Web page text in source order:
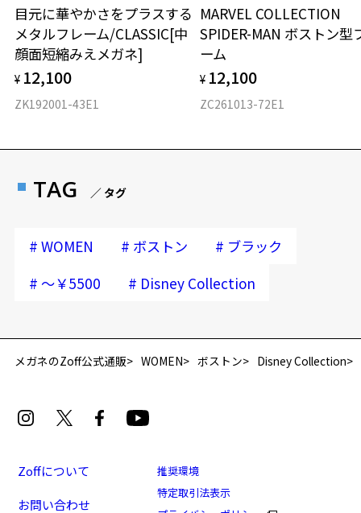
再入荷お知らせメールのお申し込み
[スペシャルプライス]Disney Collection Premium
目元に華やかさをプラスする
メタルフレーム/CLASSIC[中
顔面短縮みえメガネ]
¥ 12,100
ZK192001-43E1
MARVEL COLLECTION
SPIDER-MAN ボストン型
ーム
¥ 12,100
ZC261013-72E1
TAG ／ タグ
# WOMEN # ボストン # ブラック
# ～￥5500 # Disney Collection
メガネのZoff公式通販 WOMEN ボストン Disney Collection
Zoffについて
お問い合わせ
推奨環境
特定取引法表示